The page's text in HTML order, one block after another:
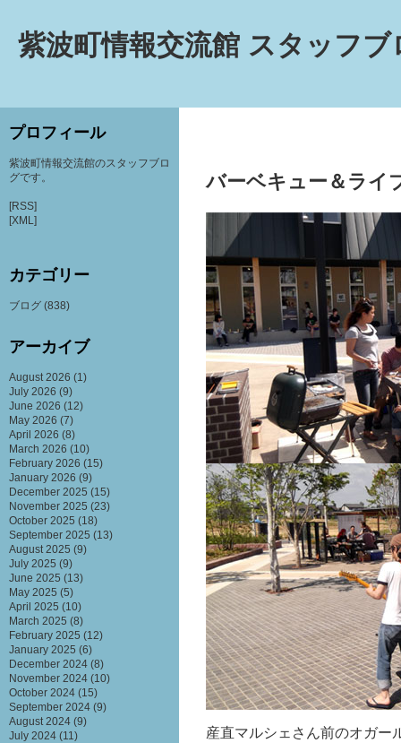
紫波町情報交流館 スタッフブ
バーベキュー＆ライ
産直マルシェさん前のオガー
プロフィール
紫波町情報交流館のスタッフブロ
グです。
[RSS]
[XML]
カテゴリー
ブログ (838)
アーカイブ
August 2026 (1)
July 2026 (9)
June 2026 (12)
May 2026 (7)
April 2026 (8)
March 2026 (10)
February 2026 (15)
January 2026 (9)
December 2025 (15)
November 2025 (23)
October 2025 (18)
September 2025 (13)
August 2025 (9)
July 2025 (9)
June 2025 (13)
May 2025 (5)
April 2025 (10)
March 2025 (8)
February 2025 (12)
January 2025 (6)
December 2024 (8)
November 2024 (10)
October 2024 (15)
September 2024 (9)
August 2024 (9)
July 2024 (11)